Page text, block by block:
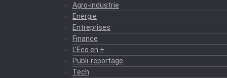
Agro-industrie
Energie
Entreprises
Finance
L’Eco en +
Publi-reportage
Tech